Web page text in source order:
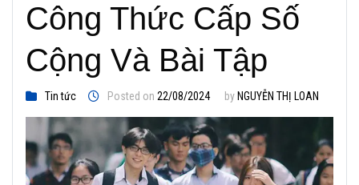
Công Thức Cấp Số
Cộng Và Bài Tập
Tin tức Posted on 22/08/2024 by NGUYỄN THỊ LOAN